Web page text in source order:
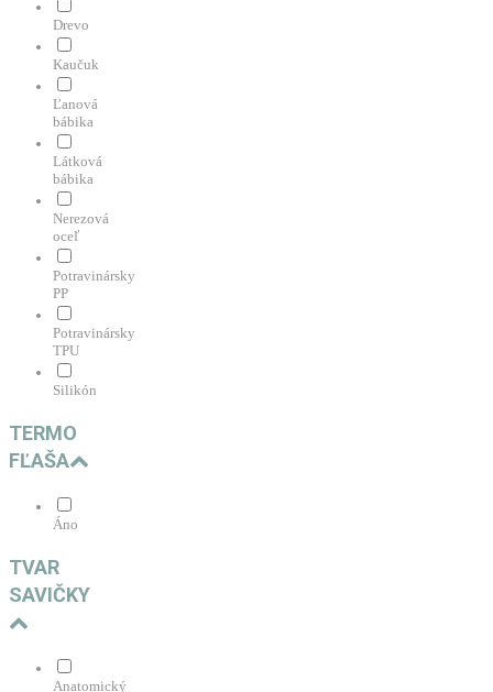
Drevo
Kaučuk
Ľanová
bábika
Látková
bábika
Nerezová
oceľ
Potravinársky
PP
Potravinársky
TPU
Silikón
TERMO
FĽAŠA
Áno
TVAR
SAVIČKY
Anatomický